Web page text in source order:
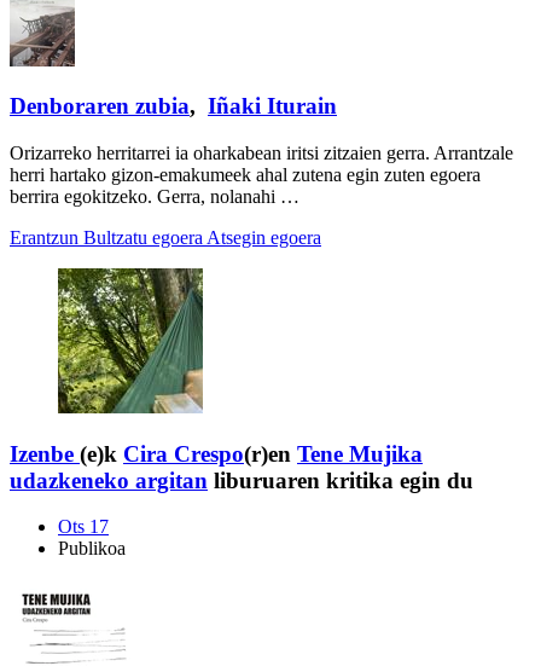
Denboraren zubia, Iñaki Iturain
Orizarreko herritarrei ia oharkabean iritsi zitzaien gerra. Arrantzale
herri hartako gizon-emakumeek ahal zutena egin zuten egoera
berrira egokitzeko. Gerra, nolanahi …
Erantzun Bultzatu egoera Atsegin egoera
Izenbe (e)k Cira Crespo(r)en Tene Mujika
udazkeneko argitan liburuaren kritika egin du
Ots 17
Publikoa